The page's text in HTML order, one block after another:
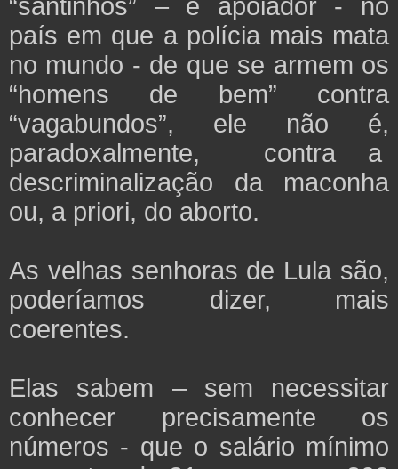
“santinhos” – e apoiador - no
país em que a polícia mais mata
no mundo - de que se armem os
“homens de bem” contra
“vagabundos”, ele não é,
paradoxalmente, contra a
descriminalização da maconha
ou, a priori, do aborto.
As velhas senhoras de Lula são,
poderíamos dizer, mais
coerentes.
Elas sabem – sem necessitar
conhecer precisamente os
números - que o salário mínimo